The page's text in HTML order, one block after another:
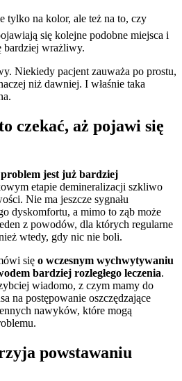
tylko na kolor, ale też na to, czy
się kolejne podobne miejsca i
bardziej wrażliwy.
Niekiedy pacjent zauważa po prostu,
niż dawniej. I właśnie taka
czekać, aż pojawi się
jest już bardziej
etapie demineralizacji szkliwo
Nie ma jeszcze sygnału
dyskomfortu, a mimo to ząb może
z powodów, dla których regularne
wtedy, gdy nic nie boli.
się o wczesnym wychwytywaniu
bardziej rozległego leczenia.
wiadomo, z czym mamy do
na postępowanie oszczędzające
nawyków, które mogą
powstawaniu